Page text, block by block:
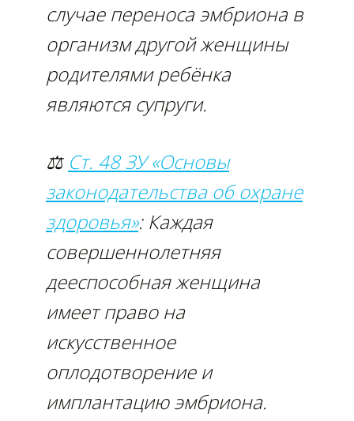
случае переноса эмбриона в
организм другой женщины
родителями ребёнка
являются супруги.
⚖ Ст. 48 ЗУ «Основы
законодательства об охране
здоровья»: Каждая
совершеннолетняя
дееспособная женщина
имеет право на
искусственное
оплодотворение и
имплантацию эмбриона.